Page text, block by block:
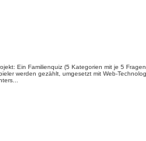
Ein Familienquiz (5 Kategorien mit je 5
werden gezählt, umgesetzt mit Web-